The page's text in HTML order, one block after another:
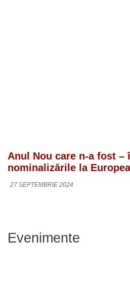
Anul Nou care n-a fost –
nominalizările la
27 SEPTEMBRIE 2024
Evenimente